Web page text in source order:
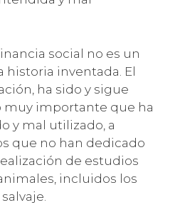
social no es un
historia inventada. El
ha sido y sigue
muy importante que ha
y mal utilizado, a
que no han dedicado
de estudios
incluidos los